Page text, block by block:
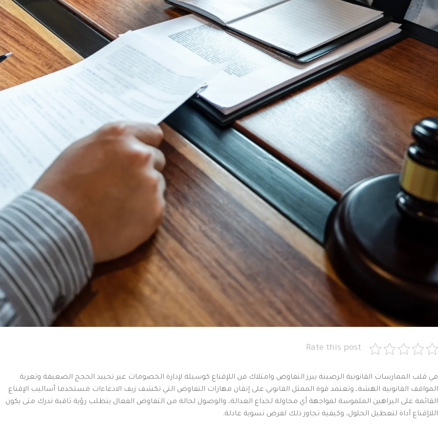
Rate this post
في قلب الممارسات القانونية الرصينة يبرز التفاوض وامتلاك فن اللإقناع كوسيلة لإدارة الخصومات عبر تحييد الحجج الضعيفة وتعرية
المواقف القانونية الهشة، وتعتمد قوة الممثل القانوني على إتقان مهارات التفاوض التي تكشف زيف الادعاءات مستخدما أساليب الإقناع
القائمة على البراهين الملموسة لمواجهة أي محاولة لخداع العدالة، والوصول لحالة من التفاوض الفعال يتطلب رؤية ثاقبة تدرك متى يكون
اللاإقناع أداة لتعطيل الحلول، وكيفية تجاوز ذلك لفرض تسوية عادلة.